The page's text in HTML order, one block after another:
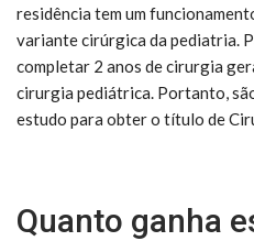
residência tem um
variante cirúrgica da pediatria.
completar 2 anos de cirurgia
cirurgia pediátrica. Portanto,
estudo para obter o título de
Quanto ganha